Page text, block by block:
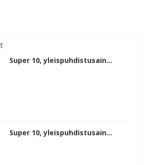
Super 10, yleispuhdistusain...
Super 10, yleispuhdistusain...